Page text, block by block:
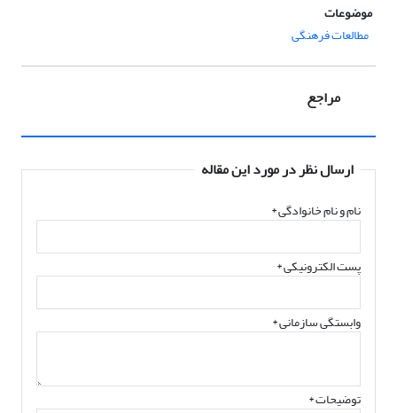
موضوعات
مطالعات فرهنگی
مراجع
ارسال نظر در مورد این مقاله
نام و نام خانوادگی*
پست الکترونیکی*
وابستگی سازمانی *
توضیحات *